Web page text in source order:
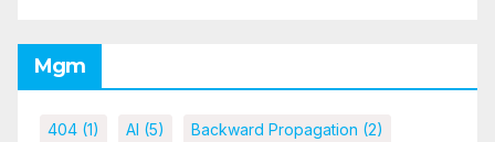
Mgm
404 (1) AI (5) Backward Propagation (2)